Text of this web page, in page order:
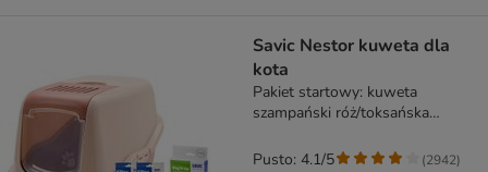
Savic Nestor kuweta dla
kota
Pakiet startowy: kuweta
szampański róż/toksańska
Pusto: 4.1/5 (2942)